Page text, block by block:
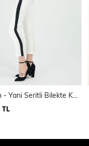
Pantolon - Yani Seritli Bilekte Kalem Pantolon | Pnt19011
TL